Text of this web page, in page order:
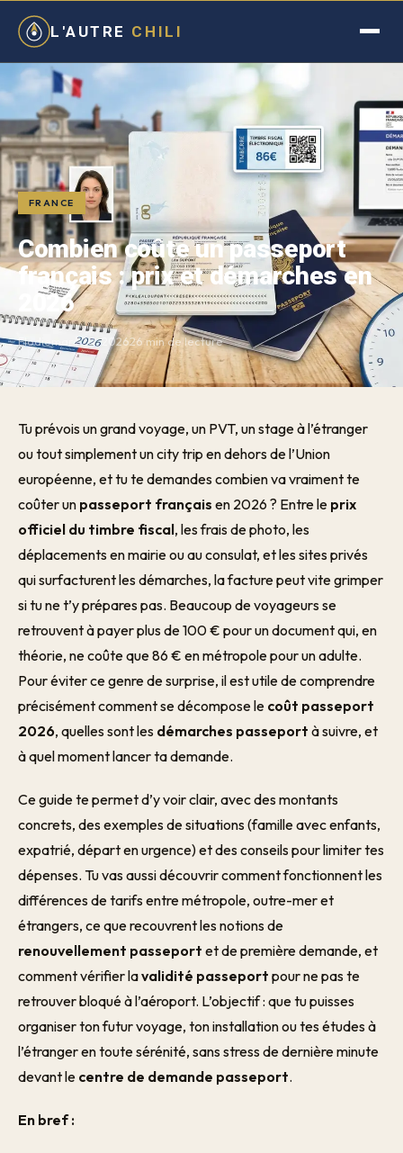
L'AUTRE CHILI
FRANCE
Combien coûte un passeport
français : prix et démarches en
2026
Elodiemars 20, 202626 min de lecture
Tu prévois un grand voyage, un PVT, un stage à l’étranger
ou tout simplement un city trip en dehors de l’Union
européenne, et tu te demandes combien va vraiment te
coûter un passeport français en 2026 ? Entre le prix
officiel du timbre fiscal, les frais de photo, les
déplacements en mairie ou au consulat, et les sites privés
qui surfacturent les démarches, la facture peut vite grimper
si tu ne t’y prépares pas. Beaucoup de voyageurs se
retrouvent à payer plus de 100 € pour un document qui, en
théorie, ne coûte que 86 € en métropole pour un adulte.
Pour éviter ce genre de surprise, il est utile de comprendre
précisément comment se décompose le coût passeport
2026, quelles sont les démarches passeport à suivre, et
à quel moment lancer ta demande.
Ce guide te permet d’y voir clair, avec des montants
concrets, des exemples de situations (famille avec enfants,
expatrié, départ en urgence) et des conseils pour limiter tes
dépenses. Tu vas aussi découvrir comment fonctionnent les
différences de tarifs entre métropole, outre-mer et
étrangers, ce que recouvrent les notions de
renouvellement passeport et de première demande, et
comment vérifier lavalidité passeport pour ne pas te
retrouver bloqué à l’aéroport. L’objectif : que tu puisses
organiser ton futur voyage, ton installation ou tes études à
l’étranger en toute sérénité, sans stress de dernière minute
devant le centre de demande passeport.
En bref :